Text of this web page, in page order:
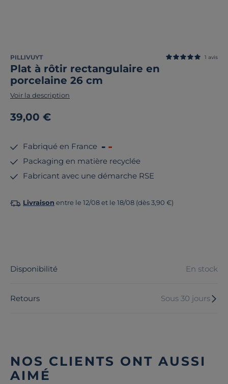
PILLIVUYT
Plat à rôtir rectangulaire en
porcelaine 26 cm
1 avis
Voir la description
39,00 €
Fabriqué en France
Packaging en matière recyclée
Fabricant avec une démarche RSE
Livraison entre le 12/08 et le 18/08 (dès 3,90 €)
Disponibilité En stock
Retours Sous 30 jours
NOS CLIENTS ONT AUSSI
AIMÉ